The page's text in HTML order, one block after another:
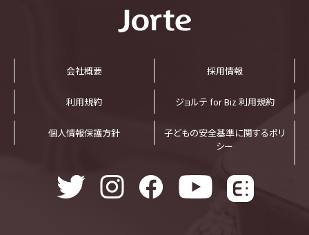
会社概要 採⽤情報
利⽤規約 ジョルテ for Biz 利⽤規約
個⼈情報保護⽅針
子どもの安全基準に関するポリ
シー